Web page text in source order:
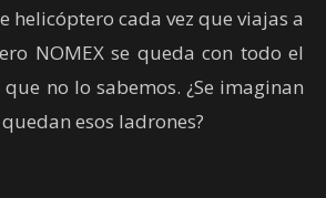
helicóptero cada vez que viajas a
NOMEX se queda con todo el
no lo sabemos. ¿Se imaginan
esos ladrones?